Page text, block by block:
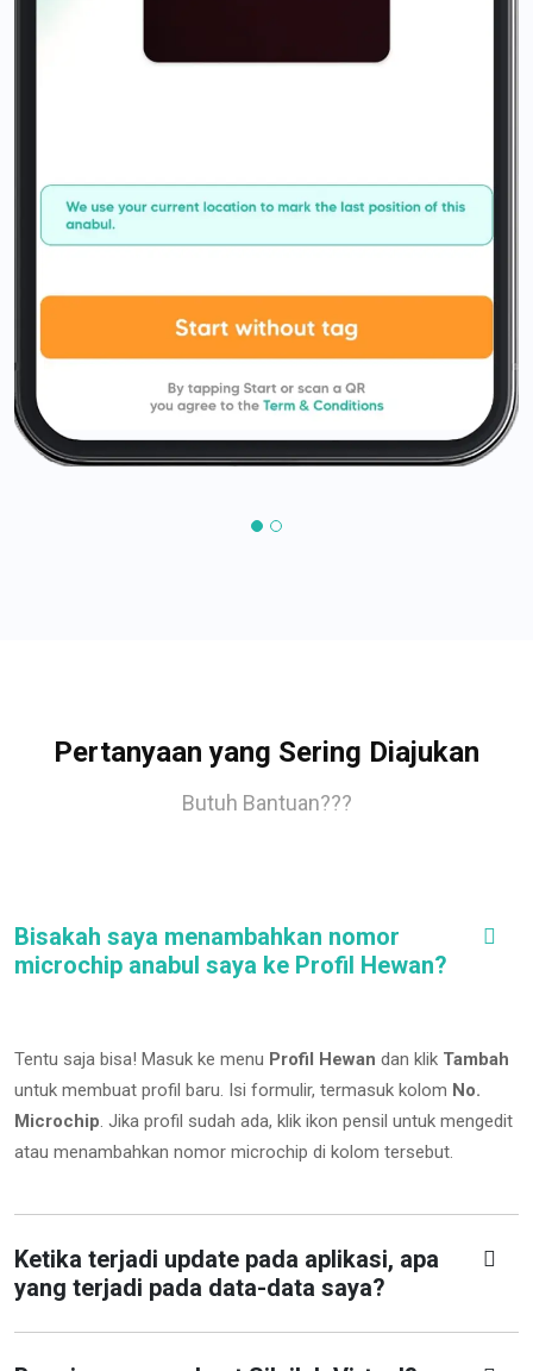
Pertanyaan yang Sering Diajukan
Butuh Bantuan???
Bisakah saya menambahkan nomor
microchip anabul saya ke Profil Hewan?
Tentu saja bisa! Masuk ke menu Profil Hewan dan klik Tambah
untuk membuat profil baru. Isi formulir, termasuk kolom No.
Microchip. Jika profil sudah ada, klik ikon pensil untuk mengedit
atau menambahkan nomor microchip di kolom tersebut.
Ketika terjadi update pada aplikasi, apa
yang terjadi pada data-data saya?